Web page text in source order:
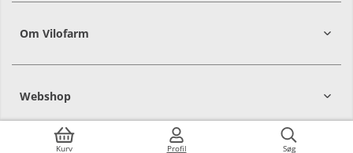
Kurv Profil Søg
Om Vilofarm
Webshop